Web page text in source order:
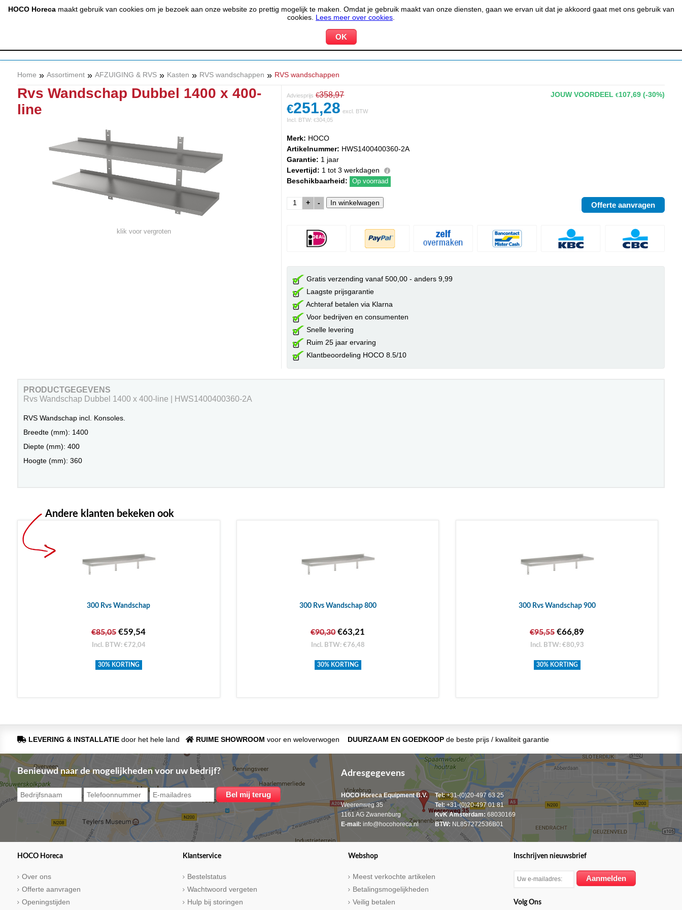
HOCO Horecamaakt gebruik van cookies om je bezoek aan onze website zo prettig mogelijk te maken. Omdat je gebruik maakt van onze diensten, gaan we ervan uit dat je akkoord gaat met ons gebruik van
cookies. Lees meer over cookies
(020) 497 6325 info@hocohoreca.nl MIJN ACCOUNT BESTELSTATUS 0 WINKELWAGEN
KOELEN &
Home » Assortiment » AFZUIGING & RVS » Kasten » RVS wandschappen » RVS wandschappen
Rvs Wandschap Dubbel 1400 x 400-
line
klik voor vergroten
Adviesprijs €358,97 JOUW VOORDEEL€107,69 (-30%)
€251,28 excl. BTW
Incl. BTW:€304,05
Merk: HOCO
Artikelnummer: HWS1400400360-2A
Garantie: 1 jaar
Levertijd: 1 tot 3 werkdagen
Beschikbaarheid:
Op voorraad
+ -
Gratis verzending vanaf 500,00 - anders 9,99
Laagste prijsgarantie
Achteraf betalen via Klarna
Voor bedrijven en consumenten
Snelle levering
Ruim 25 jaar ervaring
Klantbeoordeling HOCO 8.5/10
PRODUCTGEGEVENS
Rvs Wandschap Dubbel 1400 x 400-line | HWS1400400360-2A
RVS Wandschap incl. Konsoles.
Breedte (mm): 1400
Diepte (mm): 400
Hoogte (mm): 360
Andere klanten bekeken ook
300 Rvs Wandschap
€85,05€59,54
Incl. BTW: €72,04
30% KORTING
300 Rvs Wandschap 800
€90,30€63,21
Incl. BTW: €76,48
30% KORTING
300 Rvs Wandschap 900
€95,55€66,89
Incl. BTW: €80,93
30% KORTING
LEVERING & INSTALLATIEdoor het hele land RUIME SHOWROOM voor en weloverwogen DUURZAAM EN GOEDKOOPde beste prijs / kwaliteit garantie
Benieuwd naar de mogelijkheden voor uw bedrijf? Adresgegevens
HOCO Horeca Equipment B.V.
Weerenweg 35
1161 AG Zwanenburg
E-mail: info@hocohoreca.nl
Tel:+31-(0)20-497 63 25
Tel:+31-(0)20-497 01 81
KvK Amsterdam: 68030169
BTW: NL857272536B01
HOCO Horeca
Over ons
Offerte aanvragen
Openingstijden
Klantservice
Bestelstatus
Wachtwoord vergeten
Hulp bij storingen
Webshop
Meest verkochte artikelen
Betalingsmogelijkheden
Veilig betalen
Inschrijven nieuwsbrief
Volg Ons